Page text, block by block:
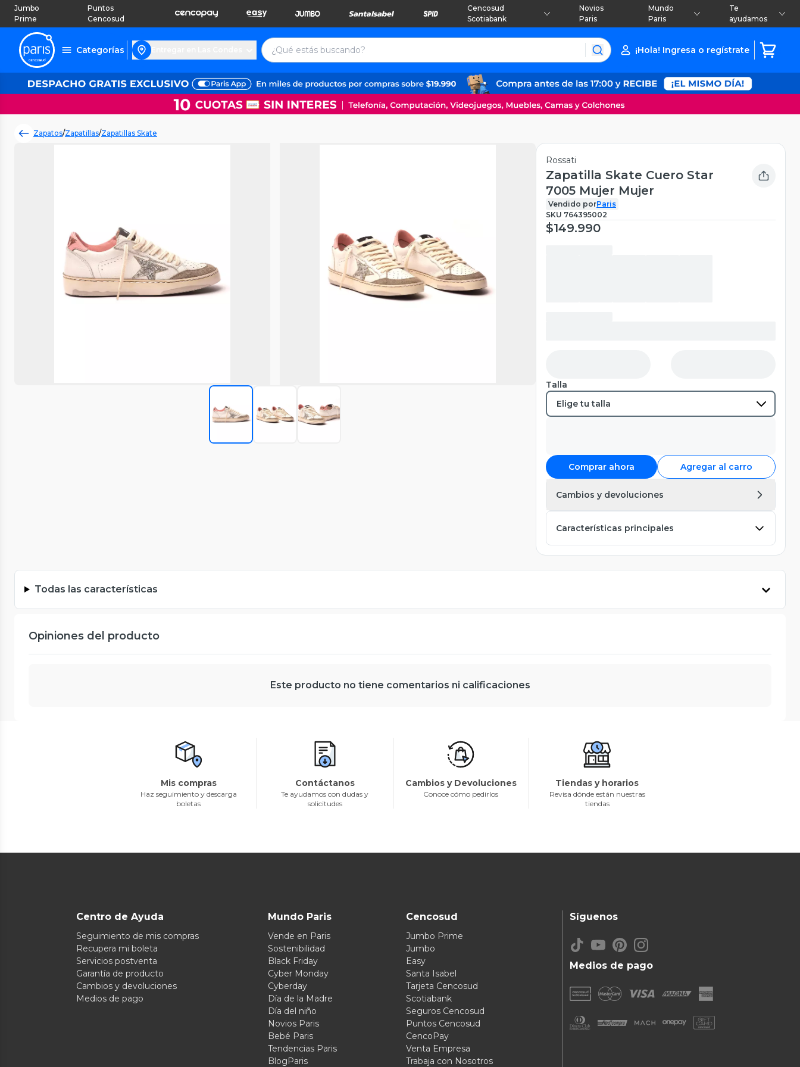
Jumbo
Prime
Puntos
Cencosud
Cencosud
Scotiabank
Novios
Paris
Mundo
Paris
Te
ayudamos
Categorías ¡Hola! Ingresa o regístrate
Zapatos/Zapatillas/Zapatillas Skate
Rossati
Zapatilla Skate Cuero Star
7005 Mujer Mujer
Vendido porParis
SKU 764395002
$149.990
Talla
Comprar ahora Agregar al carro
Cambios y devoluciones
Características principales
Todas las características
Opiniones del producto
Este producto no tiene comentarios ni calificaciones
Mis compras
Haz seguimiento y descarga
boletas
Contáctanos
Te ayudamos con dudas y
solicitudes
Cambios y Devoluciones
Conoce cómo pedirlos
Tiendas y horarios
Revisa dónde están nuestras
tiendas
Centro de Ayuda
Seguimiento de mis compras
Recupera mi boleta
Servicios postventa
Garantía de producto
Cambios y devoluciones
Medios de pago
Mundo Paris
Vende en Paris
Sostenibilidad
Black Friday
Cyber Monday
Cyberday
Día de la Madre
Día del niño
Novios Paris
Bebé Paris
Tendencias Paris
BlogParis
Cencosud
Jumbo Prime
Jumbo
Easy
Santa Isabel
Tarjeta Cencosud
Scotiabank
Seguros Cencosud
Puntos Cencosud
CencoPay
Venta Empresa
Trabaja con Nosotros
Medios de pago
Síguenos